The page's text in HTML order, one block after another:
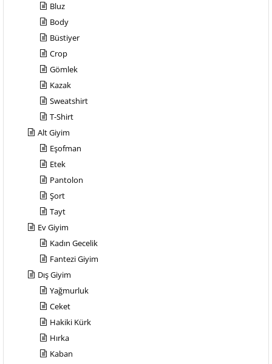
Bluz
Body
Büstiyer
Crop
Gömlek
Kazak
Sweatshirt
T-Shirt
Alt Giyim
Eşofman
Etek
Pantolon
Şort
Tayt
Ev Giyim
Kadın Gecelik
Fantezi Giyim
Dış Giyim
Yağmurluk
Ceket
Hakiki Kürk
Hırka
Kaban